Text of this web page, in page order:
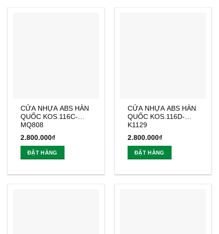
CỬA NHỰA ABS HÀN
QUỐC KOS.116C-
MQ808
2.800.000₫
ĐẶT HÀNG
CỬA NHỰA ABS HÀN
QUỐC KOS.116D-
K1129
2.800.000₫
ĐẶT HÀNG